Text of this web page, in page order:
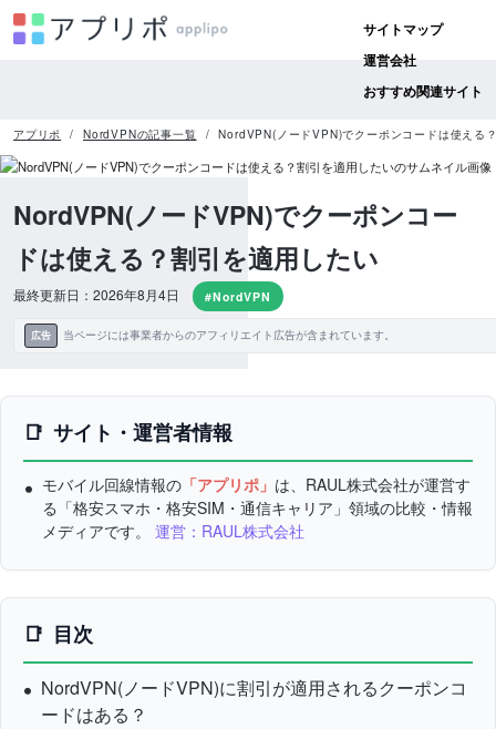
サイトマップ
運営会社
おすすめ関連サイト
アプリポ NordVPNの記事一覧 NordVPN(ノードVPN)でクーポンコードは使える
NordVPN(ノードVPN)でクーポンコー
ドは使える？割引を適用したい
最終更新日：2026年8月4日 #NordVPN
広告 当ページには事業者からのアフィリエイト広告が含まれています。
サイト・運営者情報
モバイル回線情報の 「アプリポ」 は、RAUL株式会社が運営す
る「格安スマホ・格安SIM・通信キャリア」領域の比較・情報
メディアです。 運営：RAUL株式会社
目次
NordVPN(ノードVPN)に割引が適用されるクーポンコ
ードはある？